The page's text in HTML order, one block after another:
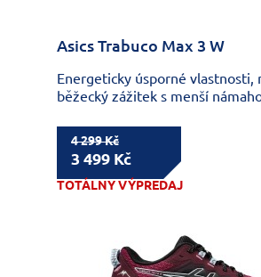
Asics Trabuco Max 3 W
Energeticky úsporné vlastnosti,
běžecký zážitek s menší
4 299 Kč
3 499 Kč
TOTÁLNY VÝPREDAJ